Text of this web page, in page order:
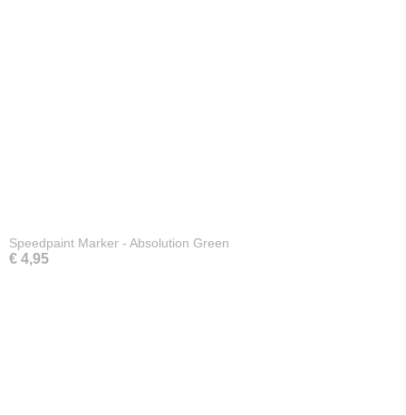
Speedpaint Marker - Absolution Green
€ 4,95